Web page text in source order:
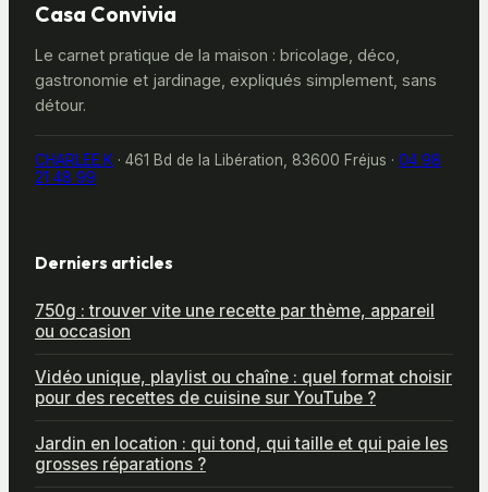
Casa Convivia
Le carnet pratique de la maison : bricolage, déco,
gastronomie et jardinage, expliqués simplement, sans
détour.
CHARLEE.K · 461 Bd de la Libération, 83600 Fréjus · 04 98
21 48 99
Derniers articles
750g : trouver vite une recette par thème, appareil
ou occasion
Vidéo unique, playlist ou chaîne : quel format choisir
pour des recettes de cuisine sur YouTube ?
Jardin en location : qui tond, qui taille et qui paie les
grosses réparations ?